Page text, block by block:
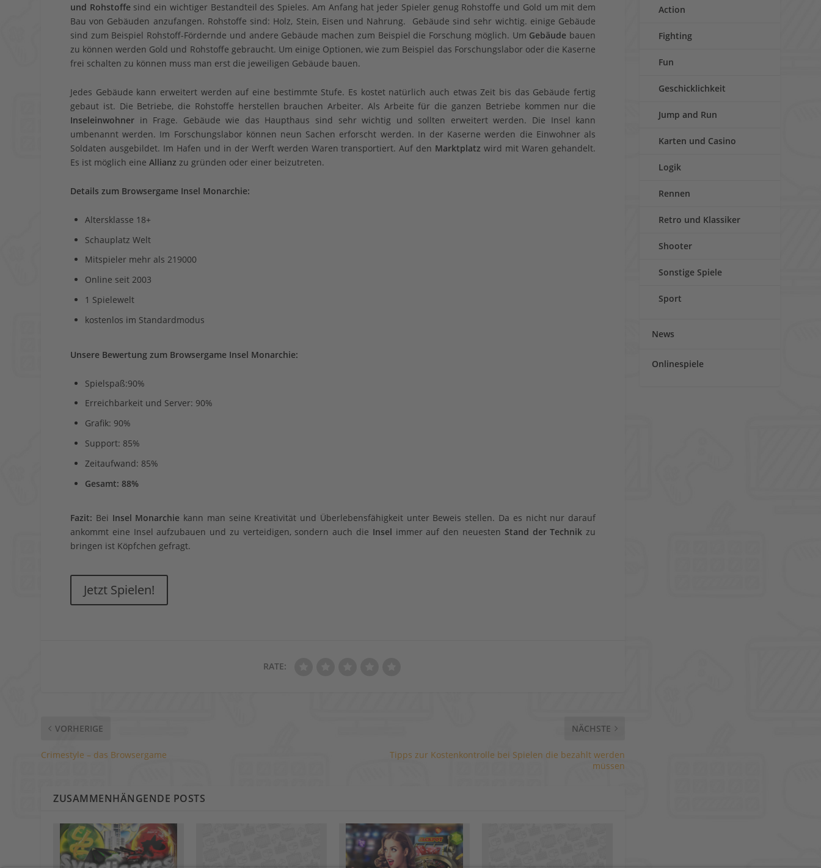
und Rohstoffesind ein wichtiger Bestandteil des Spieles. Am Anfang hat jeder Spieler genug Rohstoffe und Gold um mit dem
Bau von Gebäuden anzufangen. Rohstoffe sind: Holz, Stein, Eisen und Nahrung. Gebäude sind sehr wichtig. einige Gebäude
sind zum Beispiel Rohstoff-Fördernde und andere Gebäude machen zum Beispiel die Forschung möglich. Um Gebäude bauen
zu können werden Gold und Rohstoffe gebraucht. Um einige Optionen, wie zum Beispiel das Forschungslabor oder die Kaserne
frei schalten zu können muss man erst die jeweiligen Gebäude bauen.
Jedes Gebäude kann erweitert werden auf eine bestimmte Stufe. Es kostet natürlich auch etwas Zeit bis das Gebäude fertig
gebaut ist. Die Betriebe, die Rohstoffe herstellen brauchen Arbeiter. Als Arbeite für die ganzen Betriebe kommen nur die
Inseleinwohner in Frage. Gebäude wie das Haupthaus sind sehr wichtig und sollten erweitert werden. Die Insel kann
umbenannt werden. Im Forschungslabor können neun Sachen erforscht werden. In der Kaserne werden die Einwohner als
Soldaten ausgebildet. Im Hafen und in der Werft werden Waren transportiert. Auf den Marktplatz wird mit Waren gehandelt.
Es ist möglich eine Allianz zu gründen oder einer beizutreten.
Details zum Browsergame Insel Monarchie:
Altersklasse 18+
Schauplatz Welt
Mitspieler mehr als 219000
Online seit 2003
1 Spielewelt
kostenlos im Standardmodus
Unsere Bewertung zum Browsergame Insel Monarchie:
Spielspaß:90%
Erreichbarkeit und Server: 90%
Grafik: 90%
Support: 85%
Zeitaufwand: 85%
Gesamt: 88%
Fazit: Bei Insel Monarchie kann man seine Kreativität und Überlebensfähigkeit unter Beweis stellen. Da es nicht nur darauf
ankommt eine Insel aufzubauen und zu verteidigen, sondern auch die Insel immer auf den neuesten Stand der Technik zu
bringen ist Köpfchen gefragt.
Jetzt Spielen!
RATE:
VORHERIGE
Crimestyle – das Browsergame
NÄCHSTE
Tipps zur Kostenkontrolle bei Spielen die bezahlt werden
müssen
ZUSAMMENHÄNGENDE POSTS
Action
Fighting
Fun
Geschicklichkeit
Jump and Run
Karten und Casino
Logik
Rennen
Retro und Klassiker
Shooter
Sonstige Spiele
Sport
News
Onlinespiele